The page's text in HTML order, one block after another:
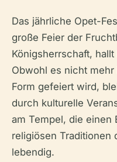
Das jährliche Opet-
große Feier der
Königsherrschaft,
Obwohl es nicht
Form gefeiert wird,
durch kulturelle
am Tempel, die einen
religiösen Traditionen
lebendig.